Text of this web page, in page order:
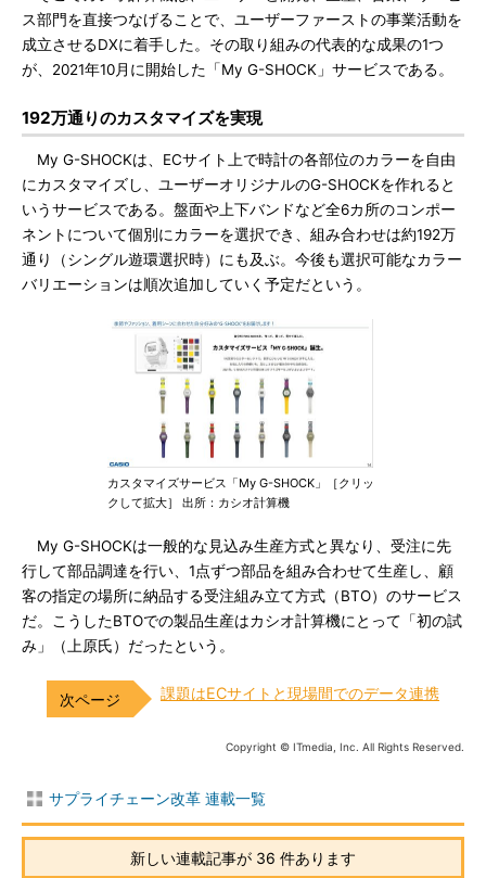
ス部門を直接つなげることで、ユーザーファーストの事業活動を
成立させるDXに着手した。その取り組みの代表的な成果の1つ
が、2021年10月に開始した「My G-SHOCK」サービスである。
192万通りのカスタマイズを実現
My G-SHOCKは、ECサイト上で時計の各部位のカラーを自由
にカスタマイズし、ユーザーオリジナルのG-SHOCKを作れると
いうサービスである。盤面や上下バンドなど全6カ所のコンポー
ネントについて個別にカラーを選択でき、組み合わせは約192万
通り（シングル遊環選択時）にも及ぶ。今後も選択可能なカラー
バリエーションは順次追加していく予定だという。
カスタマイズサービス「My G-SHOCK」［クリッ
クして拡大］ 出所：カシオ計算機
My G-SHOCKは一般的な見込み生産方式と異なり、受注に先
行して部品調達を行い、1点ずつ部品を組み合わせて生産し、顧
客の指定の場所に納品する受注組み立て方式（BTO）のサービス
だ。こうしたBTOでの製品生産はカシオ計算機にとって「初の試
み」（上原氏）だったという。
課題はECサイトと現場間でのデータ連携
Copyright © ITmedia, Inc. All Rights Reserved.
サプライチェーン改革 連載一覧
新しい連載記事が 36 件あります